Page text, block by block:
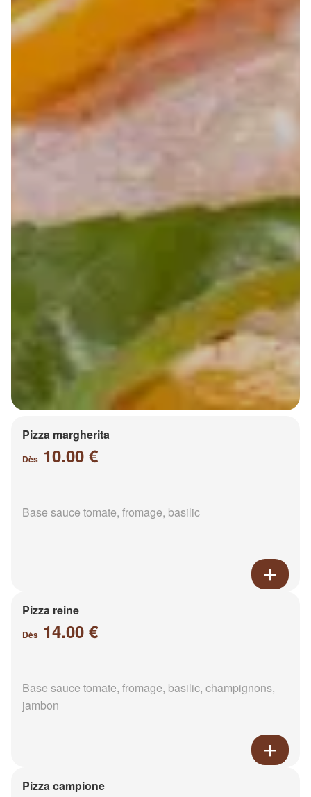
Pizza margherita
Dès 10.00 €
Base sauce tomate, fromage, basilic
Pizza reine
Dès 14.00 €
Base sauce tomate, fromage, basilic, champignons,
jambon
Pizza campione